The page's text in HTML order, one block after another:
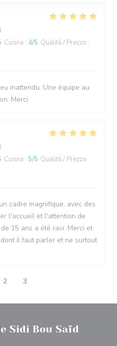
Cucina : 4/5 Qualità / Prezzo :
inattendu. Une équipe au
Merci
Cucina : 5/5 Qualità / Prezzo :
cadre magnifique, avec des
l'accueil et l'attention de
15 ans a été ravi. Merci et
il faut parler et ne surtout
2 3
Sidi Bou Saïd